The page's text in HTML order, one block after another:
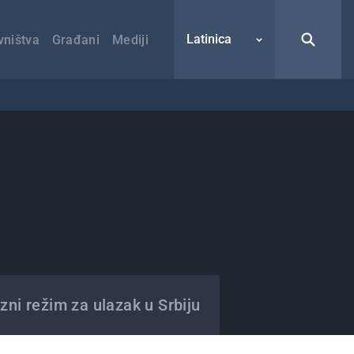
Građani Mediji Latinica
režim za ulazak u Srbiju